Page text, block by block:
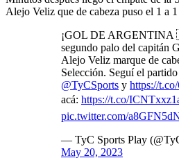
Alejo Veliz que de cabeza puso el 1 a
¡GOL DE
segundo palo del capitán
Alejo Veliz marque de
Selección. Seguí el
@TyCSports y https://
acá: https://t.co/
pic.twitter.com/
— TyC Sports Play
May 20, 2023